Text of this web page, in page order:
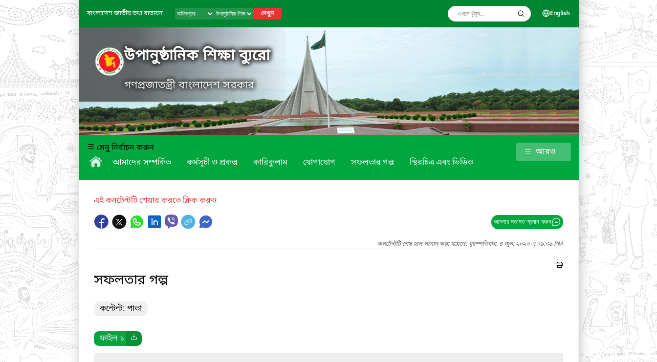
বাংলাদেশ জাতীয় তথ্য বাতায়ন দেখুন English
উপানুষ্ঠানিক শিক্ষা ব্যুরো
গণপ্রজাতন্ত্রী বাংলাদেশ সরকার
মেনু নির্বাচন করুন
আমাদের সম্পর্কিত
কর্মসূচী ও প্রকল্প কারিকুলাম যোগাযোগ সফলতার গল্প স্থিরচিত্র এবং ভিডিও
আরও
এই কনটেন্টটি শেয়ার করতে ক্লিক করুন
আপনার মতামত প্রদান করুন
কনটেন্টটি শেষ হাল-নাগাদ করা হয়েছে: বৃহস্পতিবার, ৪ জুন, ২০২৬ এ ০৯:৩৯ PM
সফলতার গল্প
কন্টেন্ট: পাতা
ফাইল ১